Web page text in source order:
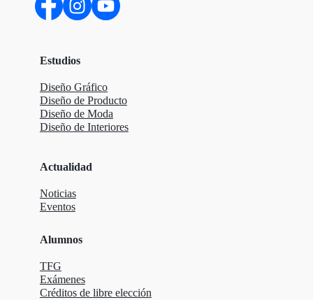
Estudios
Diseño Gráfico
Diseño de Producto
Diseño de Moda
Diseño de Interiores
Actualidad
Noticias
Eventos
Alumnos
TFG
Exámenes
Créditos de libre elección